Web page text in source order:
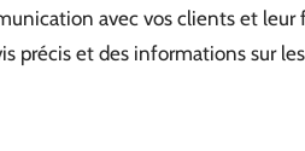
avec vos clients et leur
précis et des informations sur